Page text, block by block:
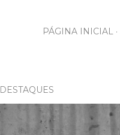
PÁGINA INICIAL
DESTAQUES